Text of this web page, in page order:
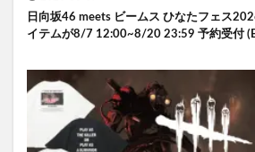
日向坂46 meets ビームス ひなたフェス
イテムが8/7 12:00~8/20 23:59 予約受付